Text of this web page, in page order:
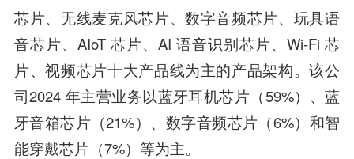
芯片、无线麦克风芯片、数字音频芯片、玩具语
音芯片、AIoT 芯片、AI 语音识别芯片、Wi-Fi 芯
片、视频芯片十大产品线为主的产品架构。该公
司2024 年主营业务以蓝牙耳机芯片（59%）、蓝
牙音箱芯片（21%）、数字音频芯片（6%）和智
能穿戴芯片（7%）等为主。